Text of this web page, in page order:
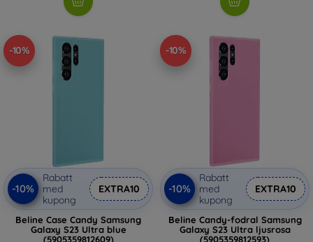
-10%
-10%
Rabatt
med
kupong
EXTRA10
Beline Case Candy Samsung
Galaxy S23 Ultra blue
(5905359812609)
-10%
-10%
Rabatt
med
kupong
EXTRA10
Beline Candy-fodral Samsung
Galaxy S23 Ultra ljusrosa
(5905359812593)